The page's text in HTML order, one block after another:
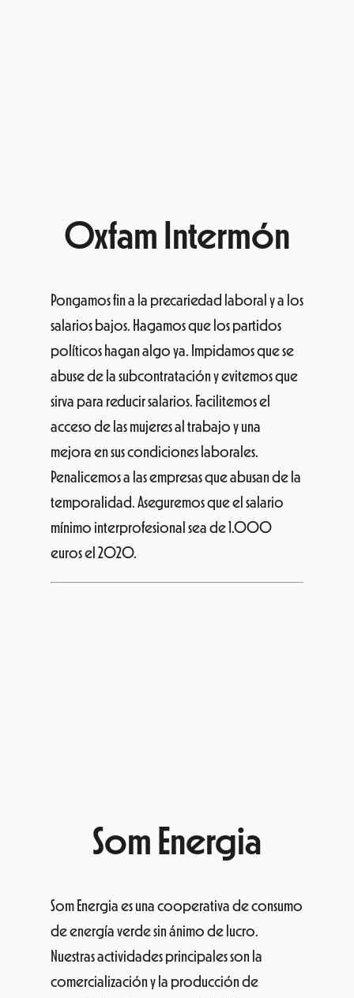
Oxfam Intermón
Pongamos fin a la precariedad laboral y a los
salarios bajos. Hagamos que los partidos
políticos hagan algo ya. Impidamos que se
abuse de la subcontratación y evitemos que
sirva para reducir salarios. Facilitemos el
acceso de las mujeres al trabajo y una
mejora en sus condiciones laborales.
Penalicemos a las empresas que abusan de la
temporalidad. Aseguremos que el salario
mínimo interprofesional sea de 1.000
euros el 2020.
Som Energia
Som Energia es una cooperativa de consumo
de energía verde sin ánimo de lucro.
Nuestras actividades principales son la
comercialización y la producción de